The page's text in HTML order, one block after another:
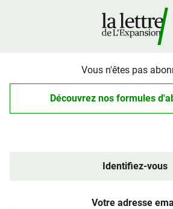
Vous n'êtes pas
Découvrez nos formules
Identifiez-vous
Votre adresse